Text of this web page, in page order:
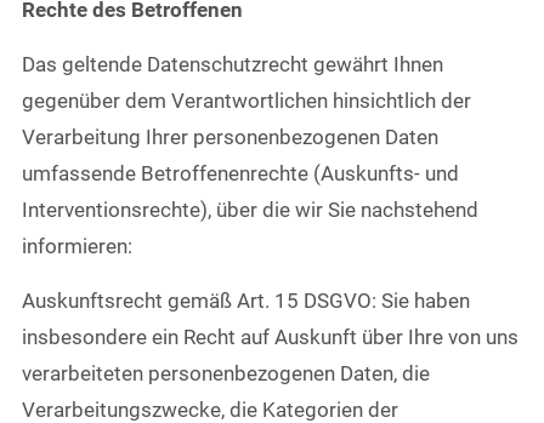
Rechte des Betroffenen
Das geltende Datenschutzrecht gewährt Ihnen
gegenüber dem Verantwortlichen hinsichtlich der
Verarbeitung Ihrer personenbezogenen Daten
umfassende Betroffenenrechte (Auskunfts- und
Interventionsrechte), über die wir Sie nachstehend
informieren:
Auskunftsrecht gemäß Art. 15 DSGVO: Sie haben
insbesondere ein Recht auf Auskunft über Ihre von uns
verarbeiteten personenbezogenen Daten, die
Verarbeitungszwecke, die Kategorien der